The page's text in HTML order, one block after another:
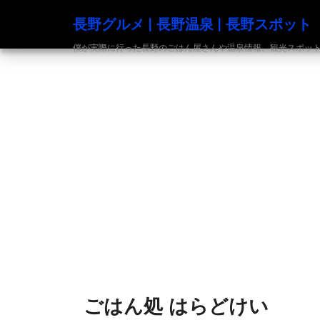
長野グルメ | 長野温泉 | 長野スポット
僕が実際に行った長野のごはん屋さんや温泉情報、観光スポッ
ごはん処 はらどけい